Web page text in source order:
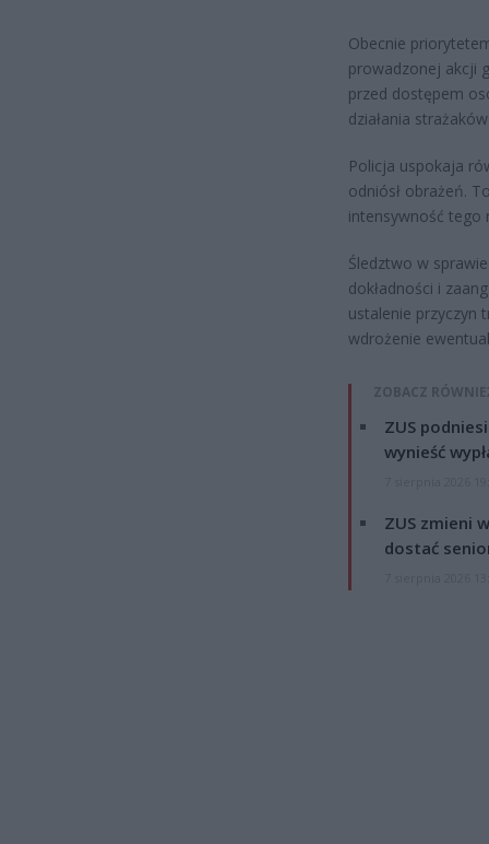
Obecnie
prowadzonej akcji
przed dostępem
działania
Policja uspokaja
odniósł obrażeń.
intensywność tego
Śledztwo w
dokładności i
ustalenie przyczyn
wdrożenie
ZOBACZ
ZUS
wynieść
ZUS zmieni
dostać